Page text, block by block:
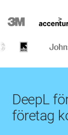
DeepL
företag